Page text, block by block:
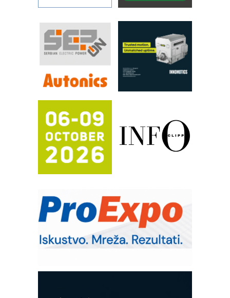
pouzdanost u transferu fluida
Filtration Group Industrial – Napredna
rešenja za filtraciju u hidrauličkim i
procesnim sistemima
RILINEX kompanije Rittal
FANUC: Najbolje za vašu pametnu
Efikasno upravljanje energijom
Automatizacija pakovanja · Display
(Shelf-Ready) omotnice
Potpuna efikasnost bez složenih
sistema
Trajna oznaka kao dugoročna korist
IB BLUMENAUER - više od 40 godina
poverenja u industriji
RMQ-TITAN ADVANCED INDICATOR
– Pametna signalizacija za efikasnije
upravljanje mašinama
era CNC merenja